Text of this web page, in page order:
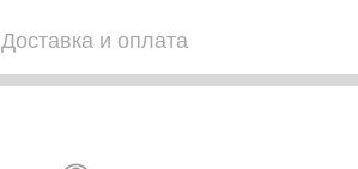
Доставка и оплата